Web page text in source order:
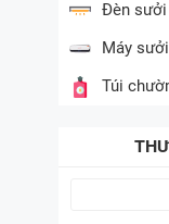
Đèn sưởi
Máy
Túi